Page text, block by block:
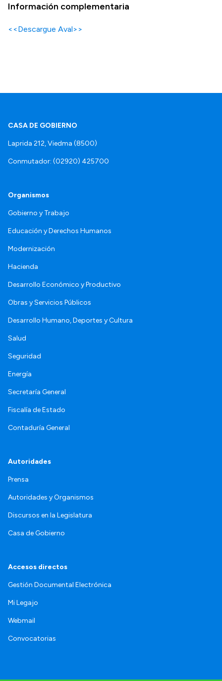
Información complementaria
<<Descargue Aval>>
CASA DE GOBIERNO
Laprida 212, Viedma (8500)
Conmutador: (02920) 425700
Organismos
Gobierno y Trabajo
Educación y Derechos Humanos
Modernización
Hacienda
Desarrollo Económico y Productivo
Obras y Servicios Públicos
Desarrollo Humano, Deportes y Cultura
Salud
Seguridad
Energía
Secretaría General
Fiscalía de Estado
Contaduría General
Autoridades
Prensa
Autoridades y Organismos
Discursos en la Legislatura
Casa de Gobierno
Accesos directos
Gestión Documental Electrónica
Mi Legajo
Webmail
Convocatorias